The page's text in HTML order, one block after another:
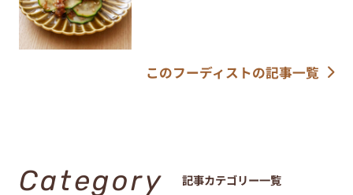
このフーディストの記事一覧
Category 記事カテゴリー一覧